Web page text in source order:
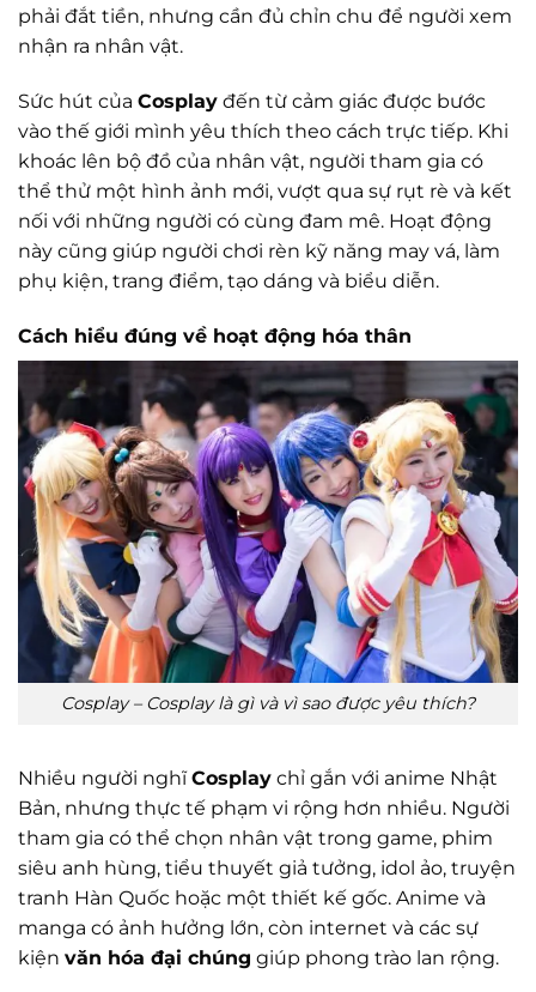
phải đắt tiền, nhưng cần đủ chỉn chu để người xem
nhận ra nhân vật.
Sức hút của Cosplay đến từ cảm giác được bước
vào thế giới mình yêu thích theo cách trực tiếp. Khi
khoác lên bộ đồ của nhân vật, người tham gia có
thể thử một hình ảnh mới, vượt qua sự rụt rè và kết
nối với những người có cùng đam mê. Hoạt động
này cũng giúp người chơi rèn kỹ năng may vá, làm
phụ kiện, trang điểm, tạo dáng và biểu diễn.
Cách hiểu đúng về hoạt động hóa thân
Cosplay – Cosplay là gì và vì sao được yêu thích?
Nhiều người nghĩCosplay chỉ gắn với anime Nhật
Bản, nhưng thực tế phạm vi rộng hơn nhiều. Người
tham gia có thể chọn nhân vật trong game, phim
siêu anh hùng, tiểu thuyết giả tưởng, idol ảo, truyện
tranh Hàn Quốc hoặc một thiết kế gốc. Anime và
manga có ảnh hưởng lớn, còn internet và các sự
kiện văn hóa đại chúng giúp phong trào lan rộng.